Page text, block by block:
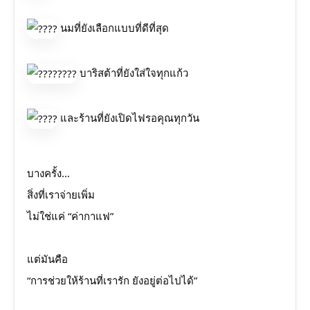
นมที่ยังเลือกแบบที่ดีที่สุด
บาริสต้าที่ยังใส่ใจทุกแก้ว
และร้านที่ยังเปิดไฟรอคุณทุกวัน
บางครั้ง…
สิ่งที่เราจ่ายเพิ่ม
ไม่ใช่แค่ “ค่ากาแฟ”
แต่มันคือ
“การช่วยให้ร้านที่เรารัก ยังอยู่ต่อไปได้”